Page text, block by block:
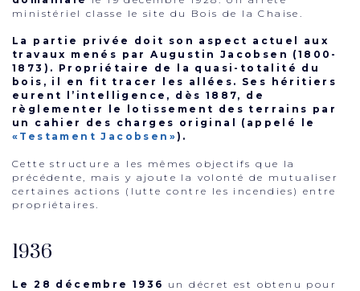
ministériel classe le site du Bois de la Chaise.
La partie privée doit son aspect actuel aux
travaux menés par Augustin Jacobsen (1800-
1873). Propriétaire de la quasi-totalité du
bois, il en fit tracer les allées. Ses héritiers
eurent l’intelligence, dès 1887, de
règlementer le lotissement des terrains par
un cahier des charges original (appelé le
«Testament Jacobsen»).
Cette structure a les mêmes objectifs que la
précédente, mais y ajoute la volonté de mutualiser
certaines actions (lutte contre les incendies) entre
propriétaires.
1936
Le 28 décembre 1936 un décret est obtenu pour